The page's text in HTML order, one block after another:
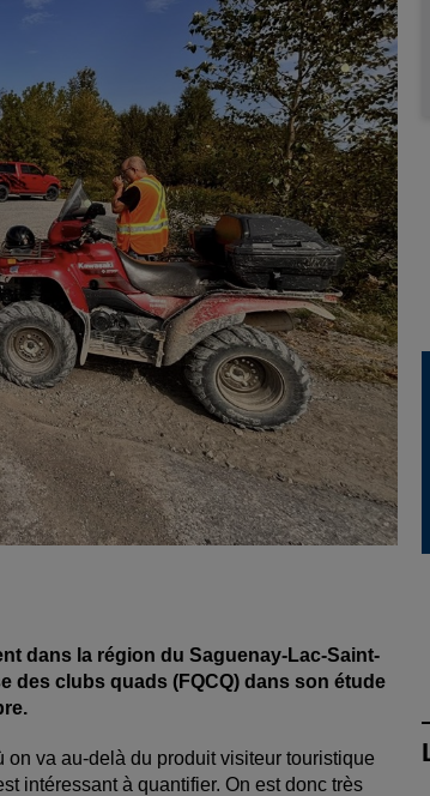
dans la région du Saguenay-Lac-Saint-
des clubs quads (FQCQ) dans son étude
on va au-delà du produit visiteur touristique
intéressant à quantifier. On est donc très